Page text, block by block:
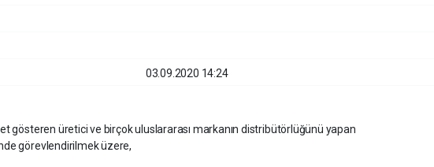
03.09.2020 14:24
gösteren üretici ve birçok uluslararası markanın distribütörlüğünü yapan
görevlendirilmek üzere,